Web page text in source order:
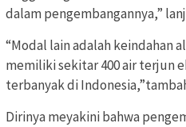
dalam pengembangannya,”
“Modal lain adalah keindahan
memiliki sekitar 400 air terjun
terbanyak di
Dirinya meyakini bahwa